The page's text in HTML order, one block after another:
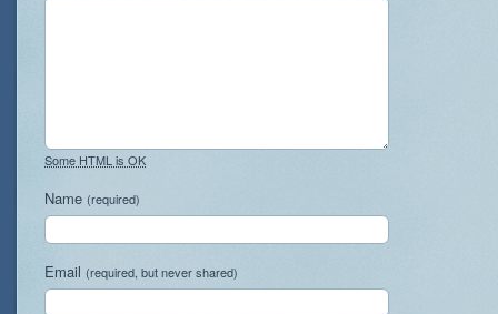
Some HTML is OK
Name (required)
Email (required, but never shared)